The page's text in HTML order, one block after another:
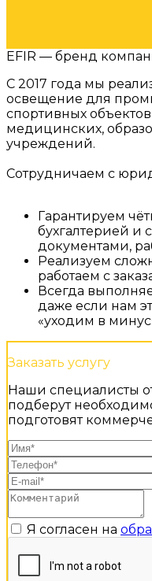
EFIR — бренд
С 2017 года мы
освещение для
спортивных
медицинских,
учреждений.
Сотрудничаем с
Гарантируем
бухгалтерией
документами,
Реализуем
работаем с
Всегда
даже если нам
«уходим в
Заказать услугу
Наши специалисты
подберут
подготовят
Я согласен на